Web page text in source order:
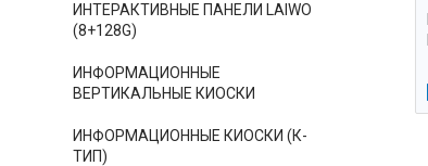
ИНТЕРАКТИВНЫЕ ПАНЕЛИ LAIWO
(8+128G)
ИНФОРМАЦИОННЫЕ
ВЕРТИКАЛЬНЫЕ КИОСКИ
ИНФОРМАЦИОННЫЕ КИОСКИ (К-
ТИП)